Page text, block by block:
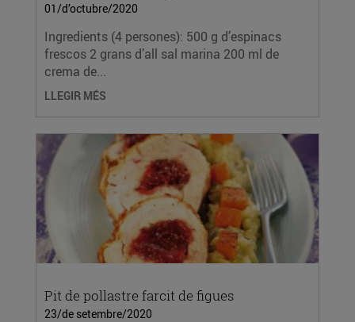
01/d’octubre/2020
Ingredients (4 persones): 500 g d’espinacs
frescos 2 grans d’all sal marina 200 ml de
crema de...
LLEGIR MÉS
Pit de pollastre farcit de figues
23/de setembre/2020